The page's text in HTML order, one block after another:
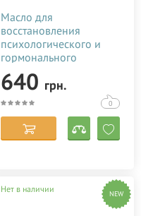
Масло для
восстановления
психологического и
гормонального
состояния после родов
Baby Teva Roga Oil 100
мл
640 грн.
0
Нет в наличии NEW